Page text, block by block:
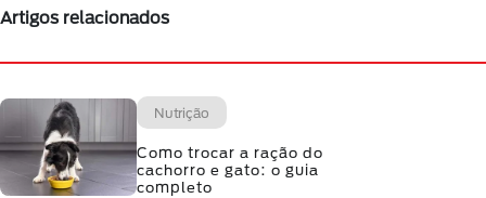
Artigos relacionados
Nutrição
Como trocar a ração do
cachorro e gato: o guia
completo